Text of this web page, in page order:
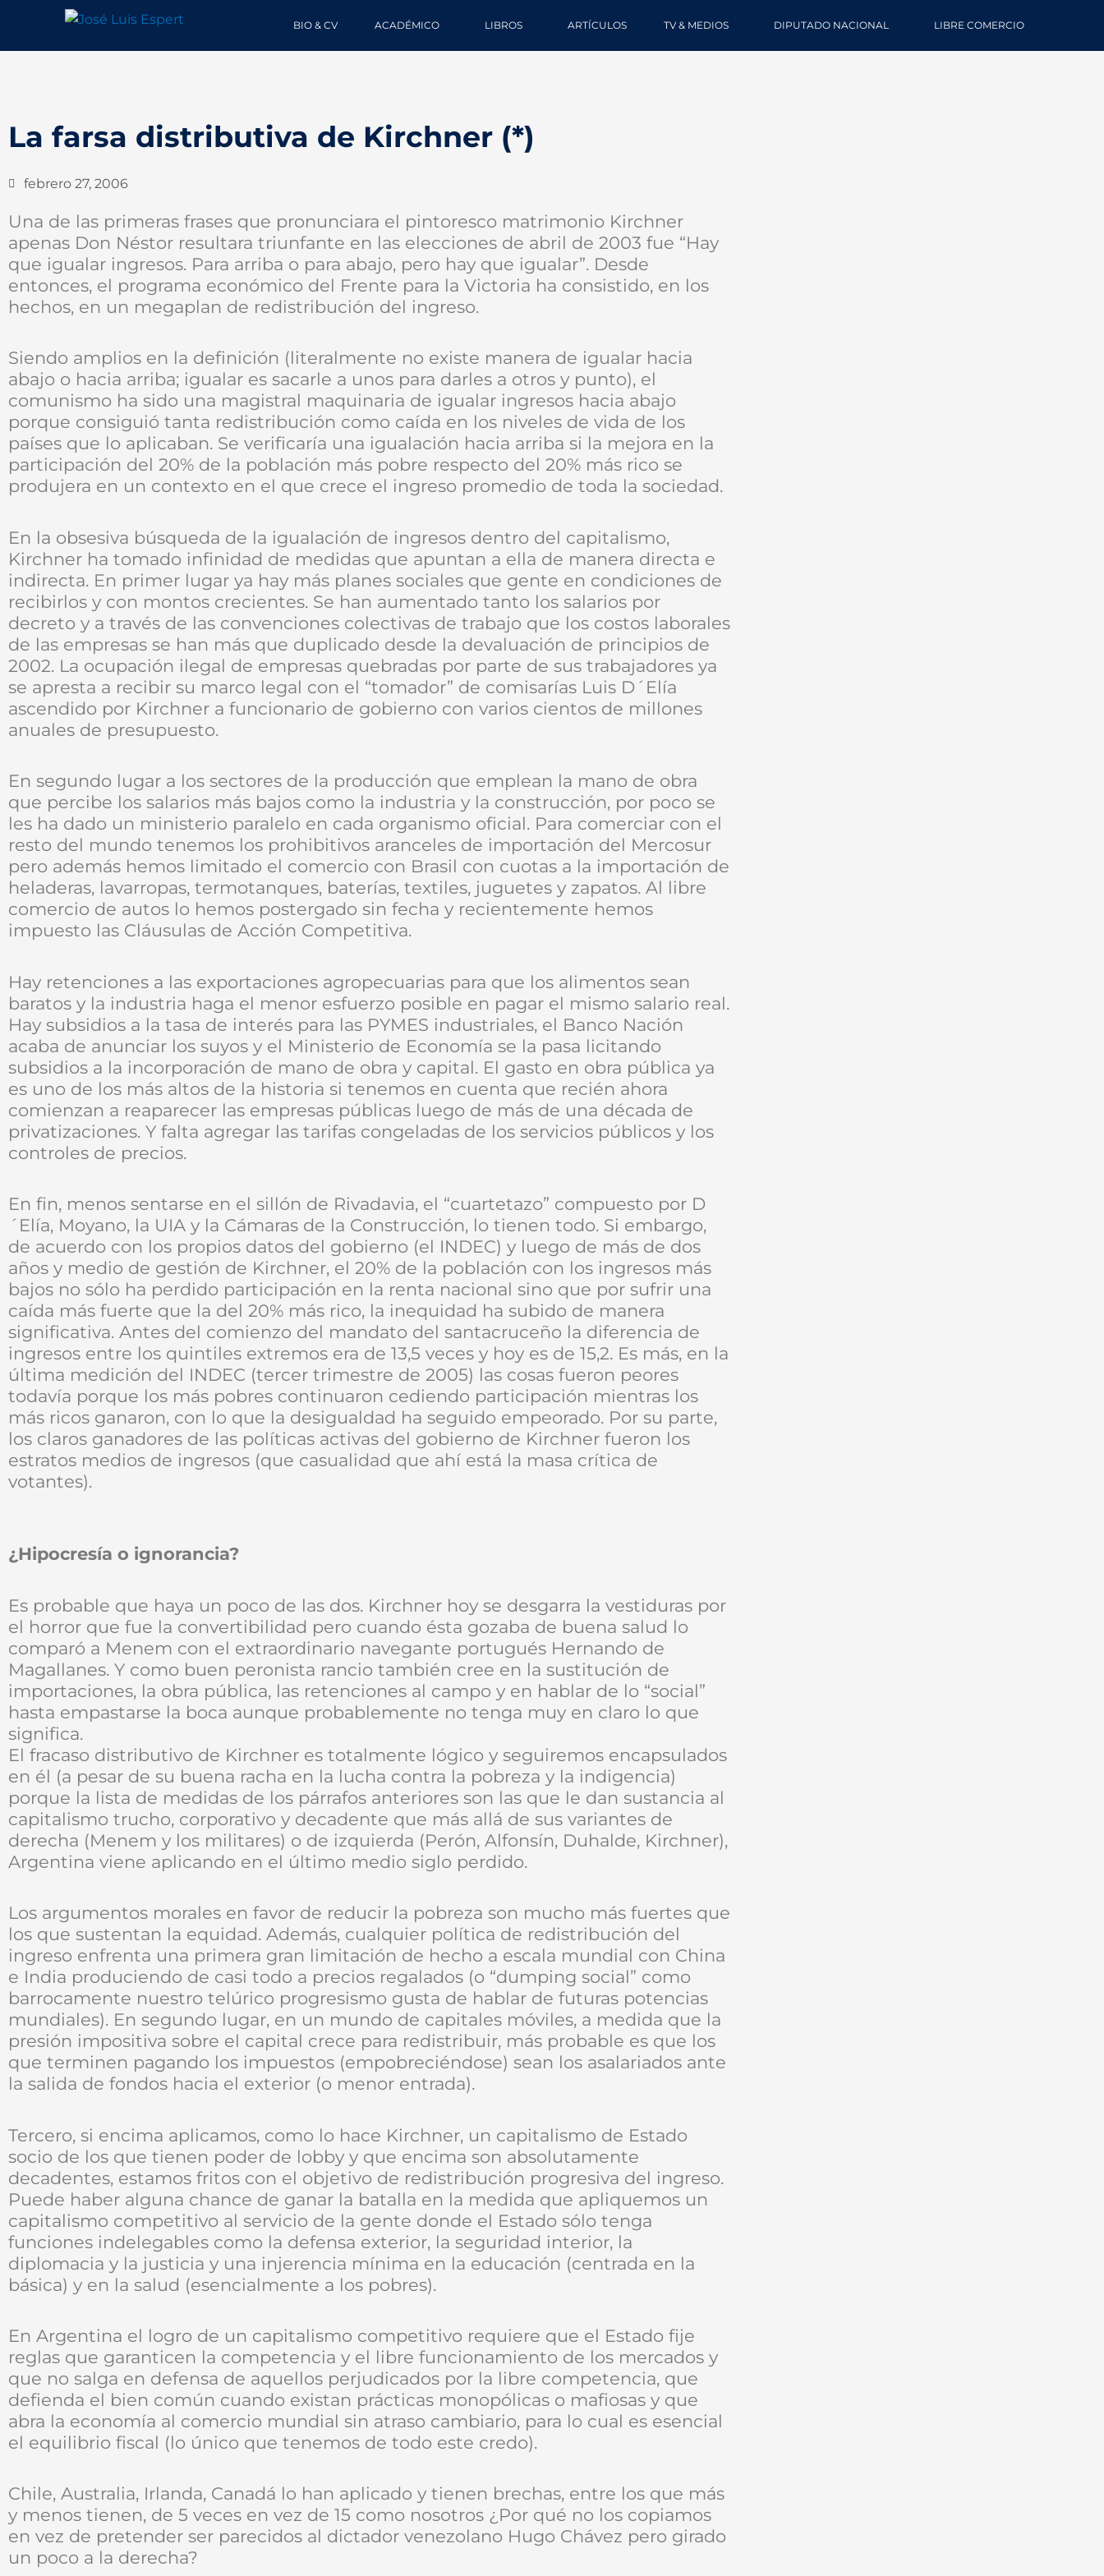
contenido
BIO & CV ACADÉMICO LIBROS ARTÍCULOS TV & MEDIOS DIPUTADO NACIONAL LIBRE COMERCIO
La farsa distributiva de Kirchner (*)
febrero 27, 2006
Una de las primeras frases que pronunciara el pintoresco matrimonio Kirchner
apenas Don Néstor resultara triunfante en las elecciones de abril de 2003 fue “Hay
que igualar ingresos. Para arriba o para abajo, pero hay que igualar”. Desde
entonces, el programa económico del Frente para la Victoria ha consistido, en los
hechos, en un megaplan de redistribución del ingreso.
Siendo amplios en la definición (literalmente no existe manera de igualar hacia
abajo o hacia arriba; igualar es sacarle a unos para darles a otros y punto), el
comunismo ha sido una magistral maquinaria de igualar ingresos hacia abajo
porque consiguió tanta redistribución como caída en los niveles de vida de los
países que lo aplicaban. Se verificaría una igualación hacia arriba si la mejora en la
participación del 20% de la población más pobre respecto del 20% más rico se
produjera en un contexto en el que crece el ingreso promedio de toda la sociedad.
En la obsesiva búsqueda de la igualación de ingresos dentro del capitalismo,
Kirchner ha tomado infinidad de medidas que apuntan a ella de manera directa e
indirecta. En primer lugar ya hay más planes sociales que gente en condiciones de
recibirlos y con montos crecientes. Se han aumentado tanto los salarios por
decreto y a través de las convenciones colectivas de trabajo que los costos laborales
de las empresas se han más que duplicado desde la devaluación de principios de
2002. La ocupación ilegal de empresas quebradas por parte de sus trabajadores ya
se apresta a recibir su marco legal con el “tomador” de comisarías Luis D´Elía
ascendido por Kirchner a funcionario de gobierno con varios cientos de millones
anuales de presupuesto.
En segundo lugar a los sectores de la producción que emplean la mano de obra
que percibe los salarios más bajos como la industria y la construcción, por poco se
les ha dado un ministerio paralelo en cada organismo oficial. Para comerciar con el
resto del mundo tenemos los prohibitivos aranceles de importación del Mercosur
pero además hemos limitado el comercio con Brasil con cuotas a la importación de
heladeras, lavarropas, termotanques, baterías, textiles, juguetes y zapatos. Al libre
comercio de autos lo hemos postergado sin fecha y recientemente hemos
impuesto las Cláusulas de Acción Competitiva.
Hay retenciones a las exportaciones agropecuarias para que los alimentos sean
baratos y la industria haga el menor esfuerzo posible en pagar el mismo salario real.
Hay subsidios a la tasa de interés para las PYMES industriales, el Banco Nación
acaba de anunciar los suyos y el Ministerio de Economía se la pasa licitando
subsidios a la incorporación de mano de obra y capital. El gasto en obra pública ya
es uno de los más altos de la historia si tenemos en cuenta que recién ahora
comienzan a reaparecer las empresas públicas luego de más de una década de
privatizaciones. Y falta agregar las tarifas congeladas de los servicios públicos y los
controles de precios.
En fin, menos sentarse en el sillón de Rivadavia, el “cuartetazo” compuesto por D
´Elía, Moyano, la UIA y la Cámaras de la Construcción, lo tienen todo. Si embargo,
de acuerdo con los propios datos del gobierno (el INDEC) y luego de más de dos
años y medio de gestión de Kirchner, el 20% de la población con los ingresos más
bajos no sólo ha perdido participación en la renta nacional sino que por sufrir una
caída más fuerte que la del 20% más rico, la inequidad ha subido de manera
significativa. Antes del comienzo del mandato del santacruceño la diferencia de
ingresos entre los quintiles extremos era de 13,5 veces y hoy es de 15,2. Es más, en la
última medición del INDEC (tercer trimestre de 2005) las cosas fueron peores
todavía porque los más pobres continuaron cediendo participación mientras los
más ricos ganaron, con lo que la desigualdad ha seguido empeorado. Por su parte,
los claros ganadores de las políticas activas del gobierno de Kirchner fueron los
estratos medios de ingresos (que casualidad que ahí está la masa crítica de
votantes).
¿Hipocresía o ignorancia?
Es probable que haya un poco de las dos. Kirchner hoy se desgarra la vestiduras por
el horror que fue la convertibilidad pero cuando ésta gozaba de buena salud lo
comparó a Menem con el extraordinario navegante portugués Hernando de
Magallanes. Y como buen peronista rancio también cree en la sustitución de
importaciones, la obra pública, las retenciones al campo y en hablar de lo “social”
hasta empastarse la boca aunque probablemente no tenga muy en claro lo que
significa.
El fracaso distributivo de Kirchner es totalmente lógico y seguiremos encapsulados
en él (a pesar de su buena racha en la lucha contra la pobreza y la indigencia)
porque la lista de medidas de los párrafos anteriores son las que le dan sustancia al
capitalismo trucho, corporativo y decadente que más allá de sus variantes de
derecha (Menem y los militares) o de izquierda (Perón, Alfonsín, Duhalde, Kirchner),
Argentina viene aplicando en el último medio siglo perdido.
Los argumentos morales en favor de reducir la pobreza son mucho más fuertes que
los que sustentan la equidad. Además, cualquier política de redistribución del
ingreso enfrenta una primera gran limitación de hecho a escala mundial con China
e India produciendo de casi todo a precios regalados (o “dumping social” como
barrocamente nuestro telúrico progresismo gusta de hablar de futuras potencias
mundiales). En segundo lugar, en un mundo de capitales móviles, a medida que la
presión impositiva sobre el capital crece para redistribuir, más probable es que los
que terminen pagando los impuestos (empobreciéndose) sean los asalariados ante
la salida de fondos hacia el exterior (o menor entrada).
Tercero, si encima aplicamos, como lo hace Kirchner, un capitalismo de Estado
socio de los que tienen poder de lobby y que encima son absolutamente
decadentes, estamos fritos con el objetivo de redistribución progresiva del ingreso.
Puede haber alguna chance de ganar la batalla en la medida que apliquemos un
capitalismo competitivo al servicio de la gente donde el Estado sólo tenga
funciones indelegables como la defensa exterior, la seguridad interior, la
diplomacia y la justicia y una injerencia mínima en la educación (centrada en la
básica) y en la salud (esencialmente a los pobres).
En Argentina el logro de un capitalismo competitivo requiere que el Estado fije
reglas que garanticen la competencia y el libre funcionamiento de los mercados y
que no salga en defensa de aquellos perjudicados por la libre competencia, que
defienda el bien común cuando existan prácticas monopólicas o mafiosas y que
abra la economía al comercio mundial sin atraso cambiario, para lo cual es esencial
el equilibrio fiscal (lo único que tenemos de todo este credo).
Chile, Australia, Irlanda, Canadá lo han aplicado y tienen brechas, entre los que más
y menos tienen, de 5 veces en vez de 15 como nosotros ¿Por qué no los copiamos
en vez de pretender ser parecidos al dictador venezolano Hugo Chávez pero girado
un poco a la derecha?